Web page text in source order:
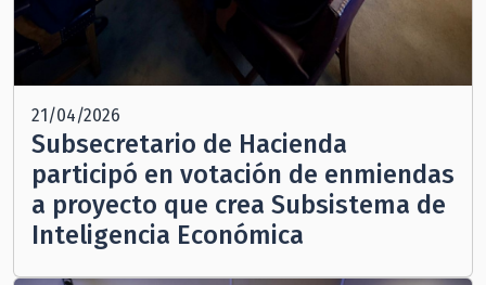
21/04/2026
Subsecretario de Hacienda
participó en votación de enmiendas
a proyecto que crea Subsistema de
Inteligencia Económica